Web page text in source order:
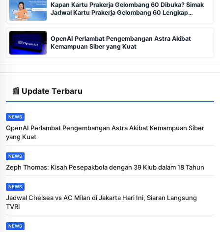
Kapan Kartu Prakerja Gelombang 60 Dibuka? Simak
Jadwal Kartu Prakerja Gelombang 60 Lengkap
OpenAI Perlambat Pengembangan Astra Akibat
Kemampuan Siber yang Kuat
📰 Update Terbaru
NEWS
OpenAI Perlambat Pengembangan Astra Akibat Kemampuan Siber
yang Kuat
NEWS
Zeph Thomas: Kisah Pesepakbola dengan 39 Klub dalam 18 Tahun
NEWS
Jadwal Chelsea vs AC Milan di Jakarta Hari Ini, Siaran Langsung
TVRI
NEWS